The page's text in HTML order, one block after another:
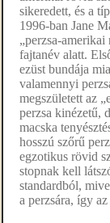
sikeredett, és a
1996-ban Jane
„perzsa-
fajtanév alatt.
ezüst bundája
valamennyi
megszületett az
perzsa kinézetű,
macska
hosszú szőrű
egzotikus rövid
stopnak kell
standardból,
a perzsára, így